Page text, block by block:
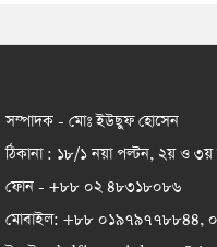
সম্পাদক - মোঃ ইউছুফ হোসেন
ঠিকানা : ১৮/১ নয়া পল্টন, ২য় ও
ফোন - +৮৮ ০২ ৪৮৩১৮০৮৬
মোবাইল: +৮৮ ০১৯৭৯৭৭৮৮৪৪,